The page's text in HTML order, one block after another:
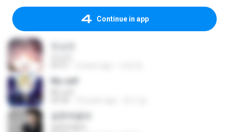
Continue in app
My self
결혼해줄래